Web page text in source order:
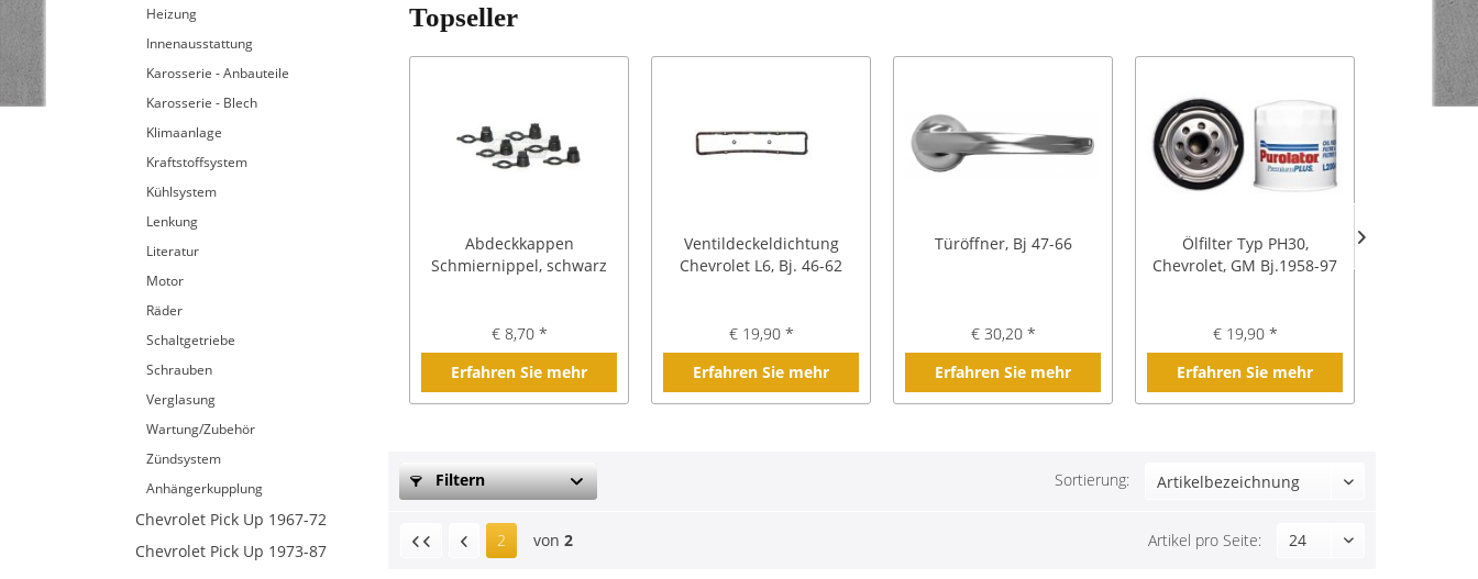
Heizung
Innenausstattung
Karosserie - Anbauteile
Karosserie - Blech
Klimaanlage
Kraftstoffsystem
Kühlsystem
Lenkung
Literatur
Motor
Räder
Schaltgetriebe
Schrauben
Verglasung
Wartung/Zubehör
Zündsystem
Anhängerkupplung
Chevrolet Pick Up 1967-72
Chevrolet Pick Up 1973-87
Topseller
Abdeckkappen
Schmiernippel, schwarz
€ 8,70 *
Erfahren Sie mehr
Ventildeckeldichtung
Chevrolet L6, Bj. 46-62
€ 19,90 *
Erfahren Sie mehr
Türöffner, Bj 47-66
€ 30,20 *
Erfahren Sie mehr
Ölfilter Typ PH30,
Chevrolet, GM Bj.1958-97
€ 19,90 *
Erfahren Sie mehr
Filtern Sortierung:
2 von 2 Artikel pro Seite: